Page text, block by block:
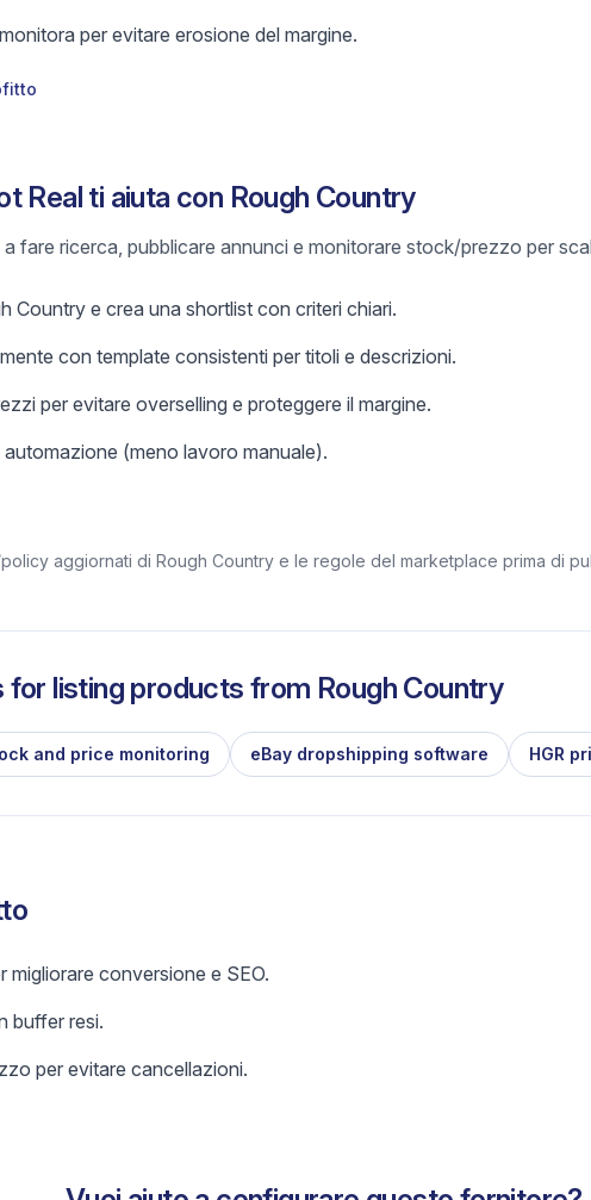
per evitare erosione del margine.
Real ti aiuta con Rough Country
a fare ricerca, pubblicare annunci e monitorare stock/prezzo per
Country e crea una shortlist con criteri chiari.
con template consistenti per titoli e descrizioni.
per evitare overselling e proteggere il margine.
(meno lavoro manuale).
aggiornati di Rough Country e le regole del marketplace prima di
for listing products from Rough Country
and price monitoring eBay dropshipping software HGR
migliorare conversione e SEO.
buffer resi.
per evitare cancellazioni.